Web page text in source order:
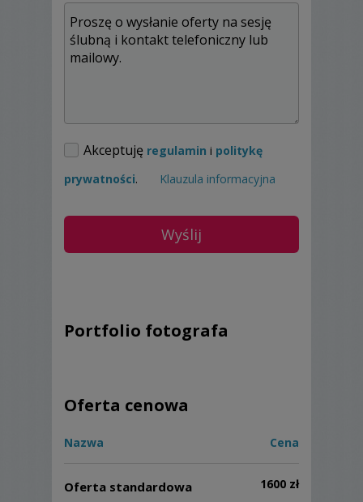
Akceptuję regulamin i politykę
prywatności. Klauzula informacyjna
Portfolio fotografa
Oferta cenowa
Nazwa Cena
Oferta standardowa
1600 zł